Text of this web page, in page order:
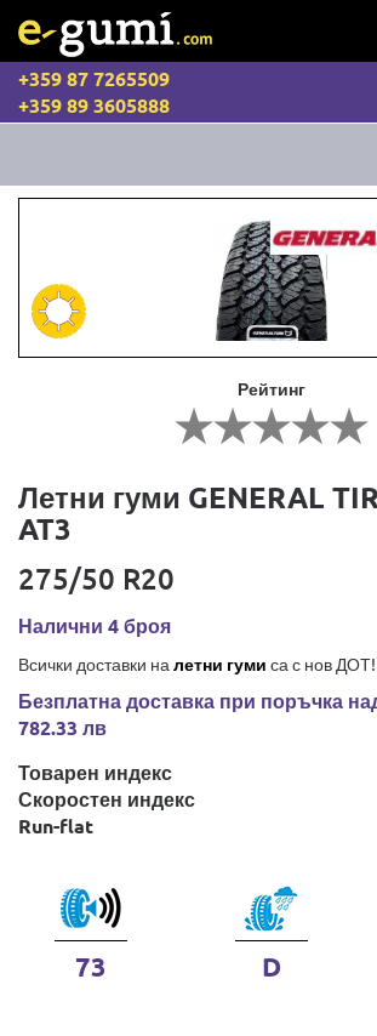
+359 87 7265509
+359 89 3605888
Рейтинг
Летни гуми GENERAL
AT3
275/50 R20
Налични 4 броя
Всички доставки на летни гуми са с нов ДОТ!
Безплатна доставка при поръчка
782.33 лв
Товарен индекс
Скоростен индекс
Run-flat
73 D